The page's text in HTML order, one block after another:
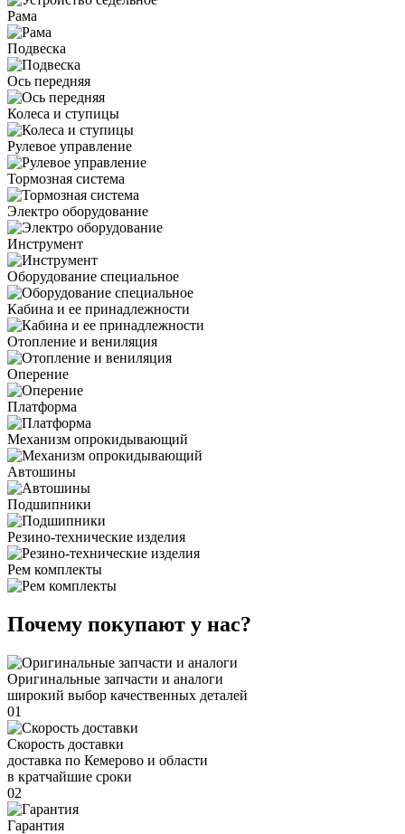
Рама
Подвеска
Ось передняя
Колеса и ступицы
Рулевое управление
Тормозная система
Электро оборудование
Инструмент
Оборудование специальное
Кабина и ее принадлежности
Отопление и вениляция
Оперение
Платформа
Механизм опрокидывающий
Автошины
Подшипники
Резино-технические изделия
Рем комплекты
Почему покупают у нас?
Оригинальные запчасти и аналоги
широкий выбор качественных деталей
01
Скорость доставки
доставка по Кемерово и области
в кратчайшие сроки
02
Гарантия